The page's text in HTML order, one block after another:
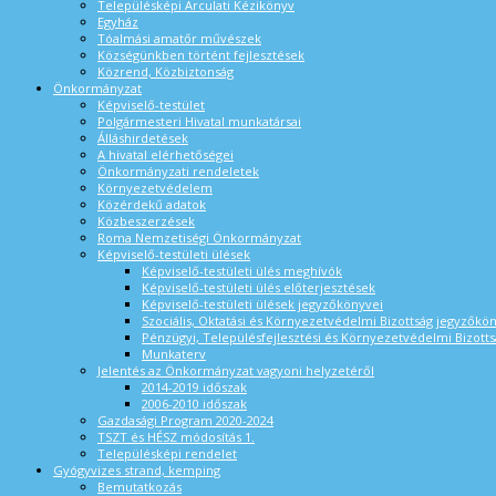
Településképi Arculati Kézikönyv
Egyház
Tóalmási amatőr művészek
Községünkben történt fejlesztések
Közrend, Közbiztonság
Önkormányzat
Képviselő-testület
Polgármesteri Hivatal munkatársai
Álláshirdetések
A hivatal elérhetőségei
Önkormányzati rendeletek
Környezetvédelem
Közérdekű adatok
Közbeszerzések
Roma Nemzetiségi Önkormányzat
Képviselő-testületi ülések
Képviselő-testületi ülés meghívók
Képviselő-testületi ülés előterjesztések
Képviselő-testületi ülések jegyzőkönyvei
Szociális, Oktatási és Környezetvédelmi Bizottság
Pénzügyi, Településfejlesztési és Környezetvédelmi
Munkaterv
Jelentés az Önkormányzat vagyoni helyzetéről
2014-2019 időszak
2006-2010 időszak
Gazdasági Program 2020-2024
TSZT és HÉSZ módosítás 1.
Településképi rendelet
Gyógyvizes strand, kemping
Bemutatkozás